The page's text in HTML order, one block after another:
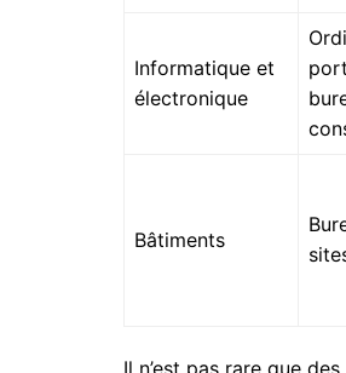
Informatique et
électronique
Bâtiments
Il n’est pas rare que